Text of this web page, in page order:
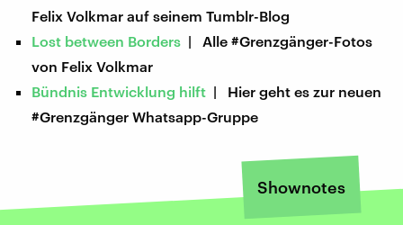
Felix Volkmar auf seinem Tumblr-Blog
Lost between Borders | Alle #Grenzgänger-Fotos
von Felix Volkmar
Bündnis Entwicklung hilft | Hier geht es zur neuen
#Grenzgänger Whatsapp-Gruppe
Shownotes